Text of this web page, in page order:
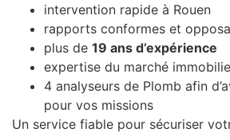
intervention rapide à Rouen
rapports conformes et
plus de 19 ans d’expérience
expertise du marché
4 analyseurs de Plomb afin
pour vos missions
Un service fiable pour sécuriser